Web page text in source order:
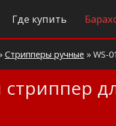
Где купить
Cтрипперы ручные » WS-